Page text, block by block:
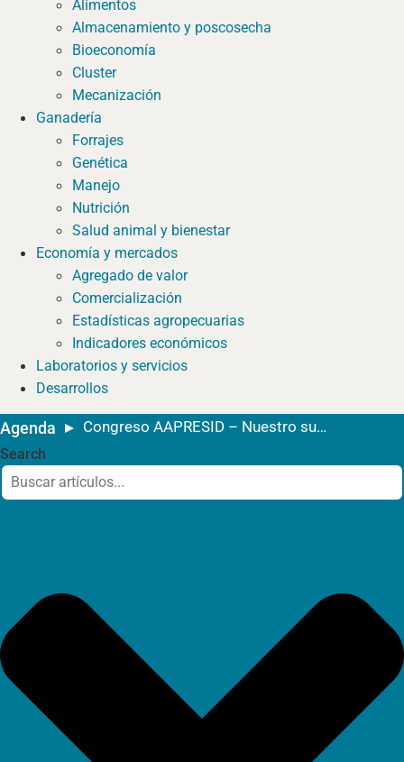
Alimentos
Almacenamiento y poscosecha
Bioeconomía
Cluster
Mecanización
Ganadería
Forrajes
Genética
Manejo
Nutrición
Salud animal y bienestar
Economía y mercados
Agregado de valor
Comercialización
Estadísticas agropecuarias
Indicadores económicos
Laboratorios y servicios
Desarrollos
Agenda Congreso AAPRESID – Nuestro suelo. Nuestra voz
Search